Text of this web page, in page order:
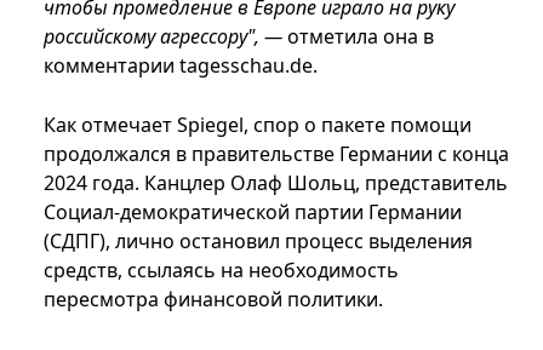
чтобы промедление в Европе играло на руку
российскому агрессору", —отметила она в
комментарии tagesschau.de.
Как отмечает Spiegel, спор о пакете помощи
продолжался в правительстве Германии с конца
2024 года. Канцлер Олаф Шольц, представитель
Социал-демократической партии Германии
(СДПГ), лично остановил процесс выделения
средств, ссылаясь на необходимость
пересмотра финансовой политики.